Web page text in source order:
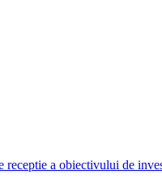
receptie a obiectivului